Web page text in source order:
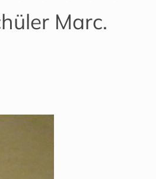
Marc.